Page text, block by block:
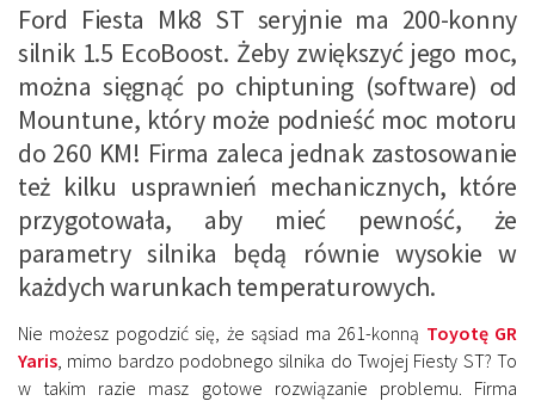
Ford Fiesta Mk8 ST seryjnie ma 200-konny
silnik 1.5 EcoBoost. Żeby zwiększyć jego moc,
można sięgnąć po chiptuning (software) od
Mountune, który może podnieść moc motoru
do 260 KM! Firma zaleca jednak zastosowanie
też kilku usprawnień mechanicznych, które
przygotowała, aby mieć pewność, że
parametry silnika będą równie wysokie w
każdych warunkach temperaturowych.
Nie możesz pogodzić się, że sąsiad ma 261-konną Toyotę GR
Yaris , mimo bardzo podobnego silnika do Twojej Fiesty ST? To
w takim razie masz gotowe rozwiązanie problemu. Firma